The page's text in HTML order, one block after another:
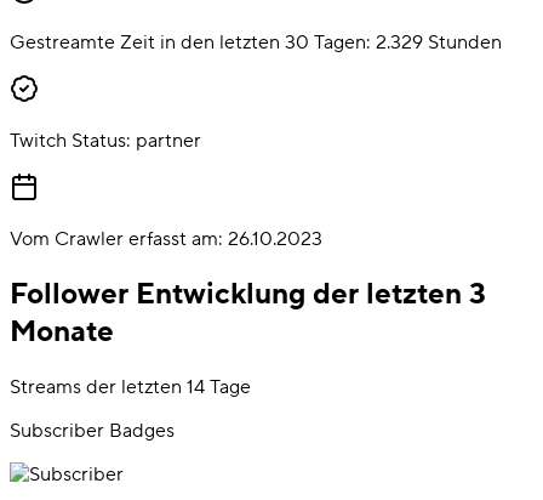
Gestreamte Zeit in den letzten 30 Tagen: 2.329 Stunden
Twitch Status: partner
Vom Crawler erfasst am: 26.10.2023
Follower Entwicklung der letzten 3
Monate
Streams der letzten 14 Tage
Subscriber Badges